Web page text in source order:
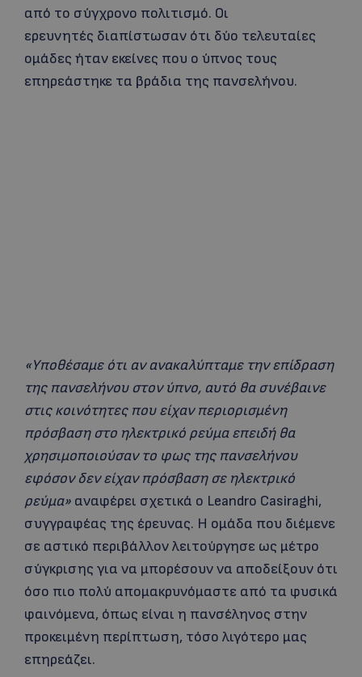
από το σύγχρονο πολιτισμό. Οι
ερευνητές διαπίστωσαν ότι δύο τελευταίες
ομάδες ήταν εκείνες που ο ύπνος τους
επηρεάστηκε τα βράδια της πανσελήνου.
«Υποθέσαμε ότι αν ανακαλύπταμε την επίδραση
της πανσελήνου στον ύπνο, αυτό θα συνέβαινε
στις κοινότητες που είχαν περιορισμένη
πρόσβαση στο ηλεκτρικό ρεύμα επειδή θα
χρησιμοποιούσαν το φως της πανσελήνου
εφόσον δεν είχαν πρόσβαση σε ηλεκτρικό
ρεύμα» αναφέρει σχετικά ο Leandro Casiraghi,
συγγραφέας της έρευνας. Η ομάδα που διέμενε
σε αστικό περιβάλλον λειτούργησε ως μέτρο
σύγκρισης για να μπορέσουν να αποδείξουν ότι
όσο πιο πολύ απομακρυνόμαστε από τα φυσικά
φαινόμενα, όπως είναι η πανσέληνος στην
προκειμένη περίπτωση, τόσο λιγότερο μας
επηρεάζει.